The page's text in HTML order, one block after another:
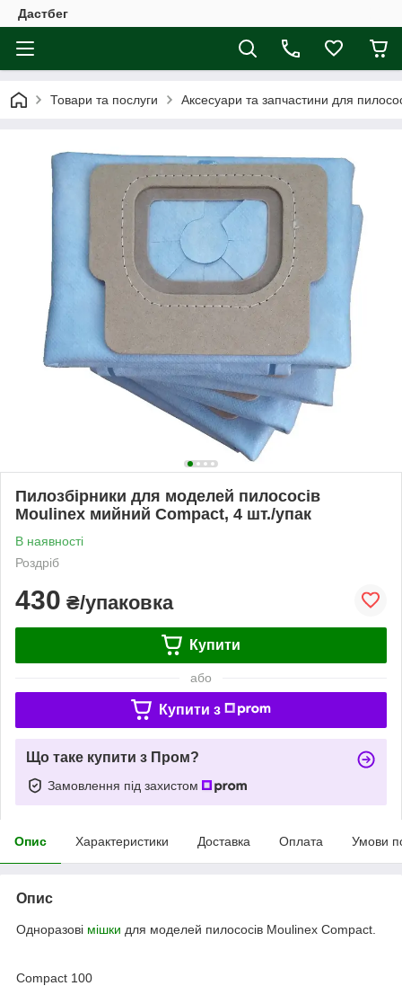
Дастбег
Товари та послуги Аксесуари та запчастини для
Пилозбірники для моделей пилососів
Moulinex мийний Compact, 4 шт./упак
В наявності
Роздріб
430 ₴/упаковка
Купити
або
Купити з
Що таке купити з Пром?
Замовлення під захистом
Опис Характеристики Доставка Оплата Умови
Опис
Одноразові мішки для моделей пилососів Moulinex Compact.
Compact 100